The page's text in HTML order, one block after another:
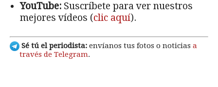
YouTube: Suscríbete para ver nuestros
mejores vídeos (clic aquí).
Sé tú el periodista: envíanos tus fotos o noticias a
través de Telegram.